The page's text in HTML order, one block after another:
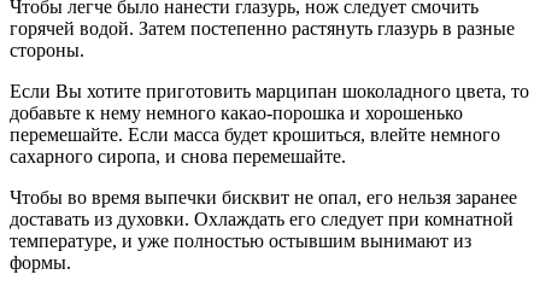
Чтобы легче было нанести глазурь, нож следует смочить
горячей водой. Затем постепенно растянуть глазурь в разные
стороны.
Если Вы хотите приготовить марципан шоколадного цвета, то
добавьте к нему немного какао-порошка и хорошенько
перемешайте. Если масса будет крошиться, влейте немного
сахарного сиропа, и снова перемешайте.
Чтобы во время выпечки бисквит не опал, его нельзя заранее
доставать из духовки. Охлаждать его следует при комнатной
температуре, и уже полностью остывшим вынимают из
формы.